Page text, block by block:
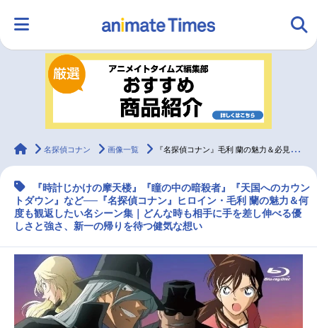
ランキング アニメ
ラジオ みんなの声
マンガ・ラノベ ゲーム・アプリ 音楽 コスプレ
最新記事一覧
アニメ記事一覧 声優記事一覧
animateTimes
名探偵コナン 画像一覧 『名探偵コナン』毛利 蘭の魅力＆必見の名シーン集
『時計じかけの摩天楼』『瞳の中の暗殺者』『天国へのカウン
トダウン』など──『名探偵コナン』ヒロイン・毛利 蘭の魅力＆何
度も観返したい名シーン集｜どんな時も相手に手を差し伸べる優
しさと強さ、新一の帰りを待つ健気な想い